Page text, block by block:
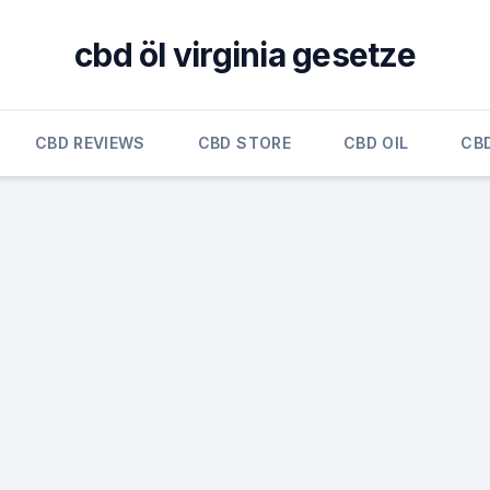
cbd öl virginia gesetze
CBD REVIEWS CBD STORE CBD OIL